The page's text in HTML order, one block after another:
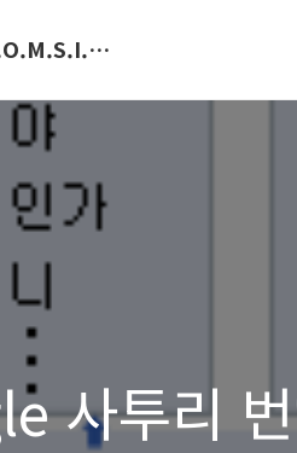
SuperStar_G.O.M.S.I.N.G.E
사투리